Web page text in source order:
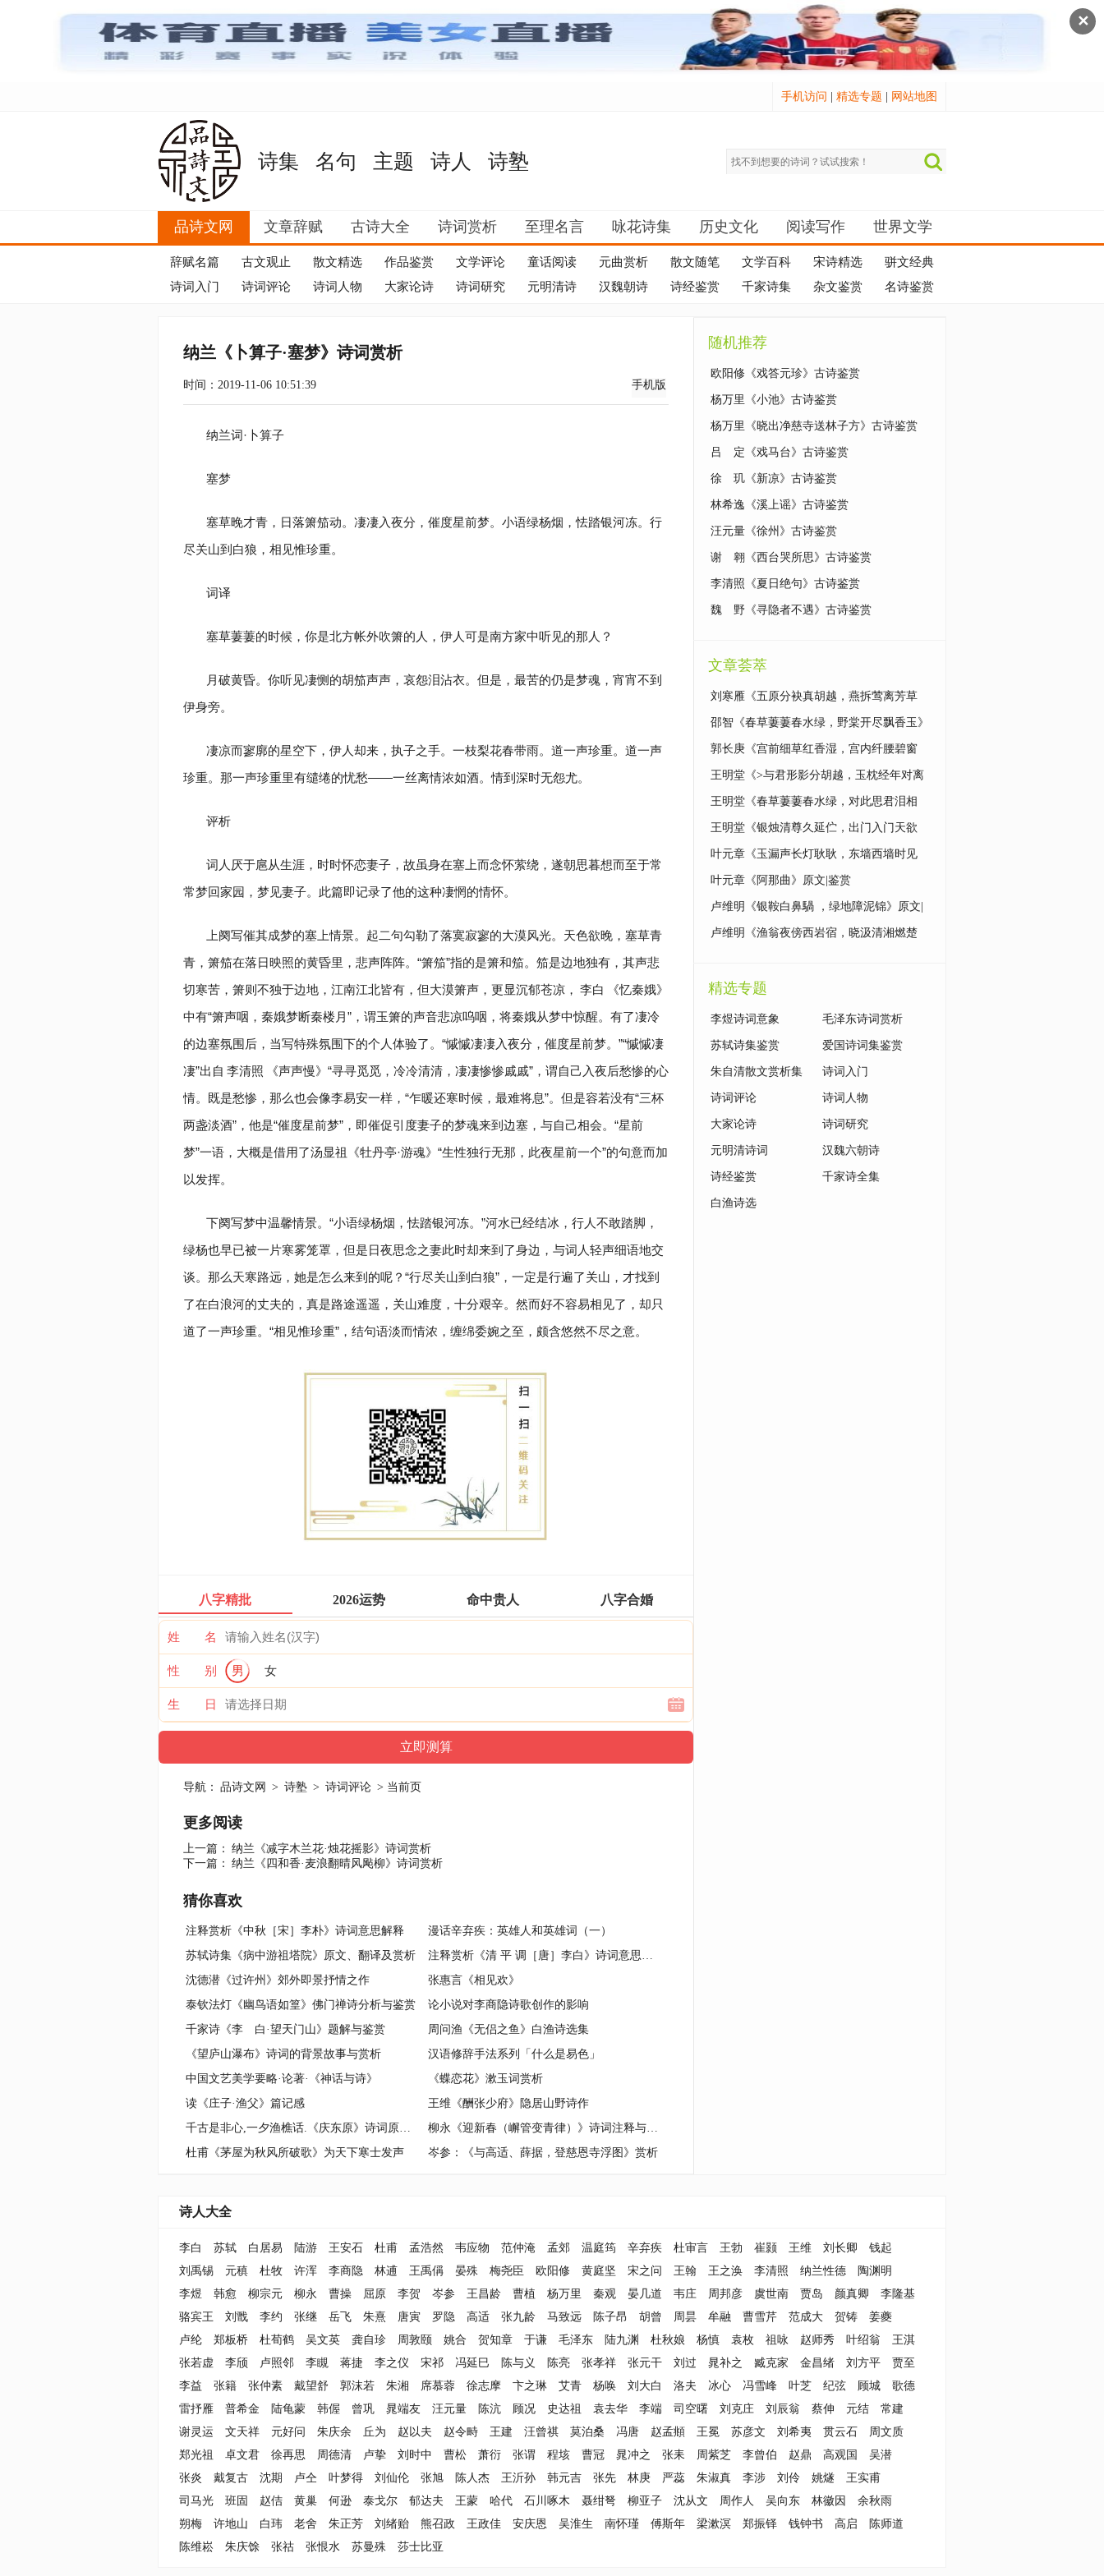
✕
手机访问 精选专题 网站地图
诗集 名句 主题 诗人 诗塾
品诗文网 文章辞赋 古诗大全 诗词赏析 至理名言 咏花诗集 历史文化 阅读写作 世界文学
辞赋名篇 古文观止 散文精选 作品鉴赏 文学评论 童话阅读 元曲赏析 散文随笔 文学百科 宋诗精选
骈文经典
诗词入门
诗词评论 诗词人物 大家论诗 诗词研究 元明清诗 汉魏朝诗 诗经鉴赏 千家诗集 杂文鉴赏 名诗鉴赏
纳兰《卜算子·塞梦》诗词赏析
时间：2019-11-06 10:51:39 手机版
纳兰词·卜算子
塞梦
塞草晚才青，日落箫笳动。凄凄入夜分，催度星前梦。小语绿杨烟，怯踏银河冻。行
尽关山到白狼，相见惟珍重。
词译
塞草萋萋的时候，你是北方帐外吹箫的人，伊人可是南方家中听见的那人？
月破黄昏。你听见凄恻的胡笳声声，哀怨泪沾衣。但是，最苦的仍是梦魂，宵宵不到
伊身旁。
凄凉而寥廓的星空下，伊人却来，执子之手。一枝梨花春带雨。道一声珍重。道一声
珍重。那一声珍重里有缱绻的忧愁——一丝离情浓如酒。情到深时无怨尤。
评析
词人厌于扈从生涯，时时怀恋妻子，故虽身在塞上而念怀萦绕，遂朝思暮想而至于常
常梦回家园，梦见妻子。此篇即记录了他的这种凄惘的情怀。
上阕写催其成梦的塞上情景。起二句勾勒了落寞寂寥的大漠风光。天色欲晚，塞草青
青，箫笳在落日映照的黄昏里，悲声阵阵。“箫笳”指的是箫和笳。笳是边地独有，其声悲
切寒苦，箫则不独于边地，江南江北皆有，但大漠箫声，更显沉郁苍凉， 李白
《忆秦娥》
中有“箫声咽，秦娥梦断秦楼月”，谓玉箫的声音悲凉呜咽，将秦娥从梦中惊醒。有了凄冷
的边塞氛围后，当写特殊氛围下的个人体验了。“慽慽凄凄入夜分，催度星前梦。”“慽慽凄
凄”出自 李清照
《声声慢》“寻寻觅觅，冷冷清清，凄凄惨惨戚戚”，谓自己入夜后愁惨的心
情。既是愁惨，那么也会像李易安一样，“乍暖还寒时候，最难将息”。但是容若没有“三杯
两盏淡酒”，他是“催度星前梦”，即催促引度妻子的梦魂来到边塞，与自己相会。“星前
梦”一语，大概是借用了汤显祖《牡丹亭·游魂》“生性独行无那，此夜星前一个”的句意而加
以发挥。
下阕写梦中温馨情景。“小语绿杨烟，怯踏银河冻。”河水已经结冰，行人不敢踏脚，
绿杨也早已被一片寒雾笼罩，但是日夜思念之妻此时却来到了身边，与词人轻声细语地交
谈。那么天寒路远，她是怎么来到的呢？“行尽关山到白狼”，一定是行遍了关山，才找到
了在白浪河的丈夫的，真是路途遥遥，关山难度，十分艰辛。然而好不容易相见了，却只
道了一声珍重。“相见惟珍重”，结句语淡而情浓，缠绵委婉之至，颇含悠然不尽之意。
八字精批 2026运势 命中贵人 八字合婚
姓 名
性 别 男 女
生 日
导航： 品诗文网 > 诗塾 > 诗词评论 > 当前页
更多阅读
上一篇： 纳兰《减字木兰花·烛花摇影》诗词赏析
下一篇： 纳兰《四和香·麦浪翻晴风飐柳》诗词赏析
猜你喜欢
注释赏析《中秋［宋］李朴》诗词意思解释
漫话辛弃疾：英雄人和英雄词（一）
苏轼诗集《病中游祖塔院》原文、翻译及赏析
注释赏析《清 平 调［唐］李白》诗词意思解释
沈德潜《过许州》郊外即景抒情之作
张惠言《相见欢》
泰钦法灯《幽鸟语如篁》佛门禅诗分析与鉴赏
论小说对李商隐诗歌创作的影响
千家诗《李 白·望天门山》题解与鉴赏
周问渔《无侣之鱼》白渔诗选集
《望庐山瀑布》诗词的背景故事与赏析
汉语修辞手法系列「什么是易色」
中国文艺美学要略·论著·《神话与诗》
《蝶恋花》漱玉词赏析
读《庄子·渔父》篇记感
王维《酬张少府》隐居山野诗作
千古是非心,一夕渔樵话.《庆东原》诗词原文赏析|名句解读
柳永《迎新春（嶰管变青律）》诗词注释与评析
杜甫《茅屋为秋风所破歌》为天下寒士发声
岑参：《与高适、薛据，登慈恩寺浮图》赏析
随机推荐
欧阳修《戏答元珍》古诗鉴赏
杨万里《小池》古诗鉴赏
杨万里《晓出净慈寺送林子方》古诗鉴赏
吕 定《戏马台》古诗鉴赏
徐 玑《新凉》古诗鉴赏
林希逸《溪上谣》古诗鉴赏
汪元量《徐州》古诗鉴赏
谢 翱《西台哭所思》古诗鉴赏
李清照《夏日绝句》古诗鉴赏
魏 野《寻隐者不遇》古诗鉴赏
文章荟萃
刘寒雁《五原分袂真胡越，燕拆莺离芳草
歇》原文|鉴赏
邵智《春草萋萋春水绿，野棠开尽飘香玉》
原文|鉴赏
郭长庚《宫前细草红香湿，宫内纤腰碧窗
泣》原文|鉴赏
王明堂《>与君形影分胡越，玉枕经年对离
别》原文|鉴赏
王明堂《春草萋萋春水绿，对此思君泪相
续》原文|鉴赏
王明堂《银烛清尊久延伫，出门入门天欲
曙》原文|鉴赏
叶元章《玉漏声长灯耿耿，东墙西墙时见
影》原文|鉴赏
叶元章《阿那曲》原文|鉴赏
卢维明《银鞍白鼻騧 ，绿地障泥锦》原文|
鉴赏
卢维明《渔翁夜傍西岩宿，晓汲清湘燃楚
精选专题
李煜诗词意象 毛泽东诗词赏析
苏轼诗集鉴赏 爱国诗词集鉴赏
朱自清散文赏析集 诗词入门
诗词评论 诗词人物
大家论诗 诗词研究
元明清诗词 汉魏六朝诗
诗经鉴赏 千家诗全集
白渔诗选
诗人大全
李白 苏轼 白居易 陆游 王安石 杜甫 孟浩然 韦应物 范仲淹 孟郊 温庭筠 辛弃疾 杜审言 王勃 崔颢 王维 刘长卿
钱起
刘禹锡
元稹 杜牧 许浑 李商隐 林逋 王禹偁 晏殊 梅尧臣 欧阳修 黄庭坚 宋之问 王翰 王之涣 李清照 纳兰性德
陶渊明
李煜
韩愈 柳宗元 柳永 曹操 屈原 李贺 岑参 王昌龄 曹植 杨万里 秦观 晏几道 韦庄 周邦彦 虞世南 贾岛 颜真卿
李隆基
骆宾王
刘戬 李约 张继 岳飞 朱熹 唐寅 罗隐 高适 张九龄 马致远 陈子昂 胡曾 周昙 牟融 曹雪芹 范成大 贺铸
姜夔
卢纶
郑板桥 杜荀鹤 吴文英 龚自珍 周敦颐 姚合 贺知章 于谦 毛泽东 陆九渊 杜秋娘 杨慎 袁枚 祖咏 赵师秀 叶绍翁
王淇
张若虚
李颀 卢照邻 李瞡 蒋捷 李之仪 宋祁 冯延巳 陈与义 陈亮 张孝祥 张元干 刘过 晁补之 臧克家 金昌绪 刘方平
贾至
李益
张籍 张仲素 戴望舒 郭沫若 朱湘 席慕蓉 徐志摩 卞之琳 艾青 杨唤 刘大白 洛夫 冰心 冯雪峰 叶芝 纪弦 顾城
歌德
雷抒雁
普希金 陆龟蒙 韩偓 曾巩 晁端友 汪元量 陈沆 顾况 史达祖 袁去华 李端 司空曙 刘克庄 刘辰翁 蔡伸 元结
常建
谢灵运
文天祥 元好问 朱庆余 丘为 赵以夫 赵令畤 王建 汪曾祺 莫泊桑 冯唐 赵孟頫 王冕 苏彦文 刘希夷 贯云石
周文质
郑光祖
卓文君 徐再思 周德清 卢挚 刘时中 曹松 萧衍 张谓 程垓 曹冠 晁冲之 张耒 周紫芝 李曾伯 赵鼎 高观国
吴潜
张炎
戴复古 沈期 卢仝 叶梦得 刘仙伦 张旭 陈人杰 王沂孙 韩元吉 张先 林庚 严蕊 朱淑真 李涉 刘伶 姚燧
王实甫
司马光
班固 赵佶 黄巢 何逊 泰戈尔 郁达夫 王蒙 哈代 石川啄木 聂绀弩 柳亚子 沈从文 周作人 吴向东 林徽因
余秋雨
朔梅
许地山 白玮 老舍 朱正芳 刘绪贻 熊召政 王政佳 安庆恩 吴淮生 南怀瑾 傅斯年 梁漱溟 郑振铎 钱钟书 高启
陈师道
陈维崧
朱庆馀 张祜 张恨水 苏曼殊 莎士比亚